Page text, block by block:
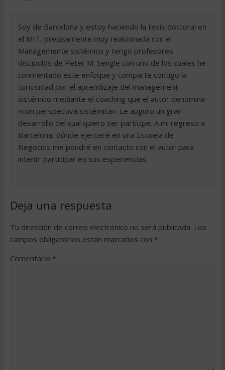
Soy de Barcelona y estoy haciendo la tesis doctoral en
el MIT, precisamente muy realcionada con el
Managemente sistémico y tengo profesores
discipulos de Peter M. Sengle con uno de los cuales he
conmentado este enfoque y comparte contigo la
curiosidad por el aprendizaje del management
sistémico mediante el coaching que el autor denomina
«con perspectiva sistémica». Le auguro un gran
desarrollo del cual quiero ser partícipe. A mi regreso a
Barcelona, dónde ejerceré en una Escuela de
Negocios me pondré en contacto con el autor para
intentr participar en sus esperiencias.
Deja una respuesta
Tu dirección de correo electrónico no será publicada. Los
campos obligatorios están marcados con *
Comentario *